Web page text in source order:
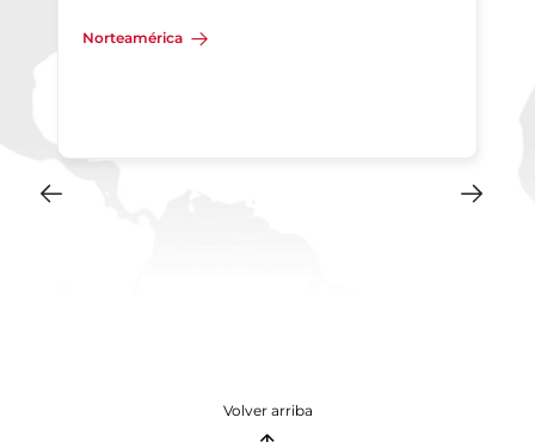
Norteamérica
Volver arriba